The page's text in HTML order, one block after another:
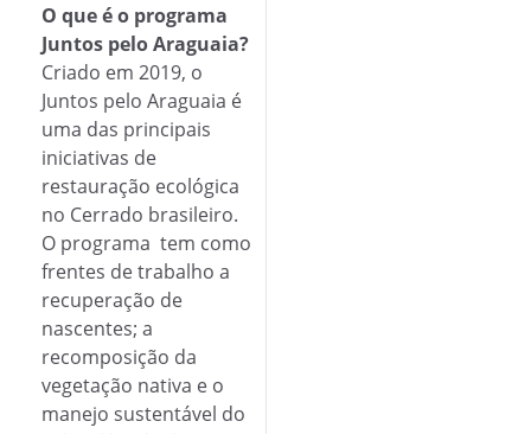
O que é o programa
Juntos pelo Araguaia?
Criado em 2019, o
Juntos pelo Araguaia é
uma das principais
iniciativas de
restauração ecológica
no Cerrado brasileiro.
O programa tem como
frentes de trabalho a
recuperação de
nascentes; a
recomposição da
vegetação nativa e o
manejo sustentável do